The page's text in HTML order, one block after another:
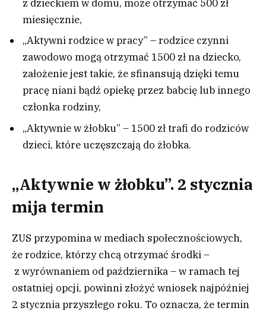
z dzieckiem w domu, może otrzymać 500 zł
miesięcznie,
„Aktywni rodzice w pracy” – rodzice czynni
zawodowo mogą otrzymać 1500 zł na dziecko,
założenie jest takie, że sfinansują dzięki temu
pracę niani bądź opiekę przez babcię lub innego
członka rodziny,
„Aktywnie w żłobku” – 1500 zł trafi do rodziców
dzieci, które uczęszczają do żłobka.
„Aktywnie w żłobku”. 2 stycznia
mija termin
ZUS przypomina w mediach społecznościowych,
że rodzice, którzy chcą otrzymać środki –
z wyrównaniem od października – w ramach tej
ostatniej opcji, powinni złożyć wniosek najpóźniej
2 stycznia przyszłego roku. To oznacza, że termin